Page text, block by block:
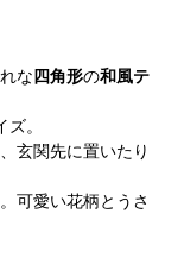
な 四角形の和風テ
。
玄関先に置いたり
可愛い花柄とうさ